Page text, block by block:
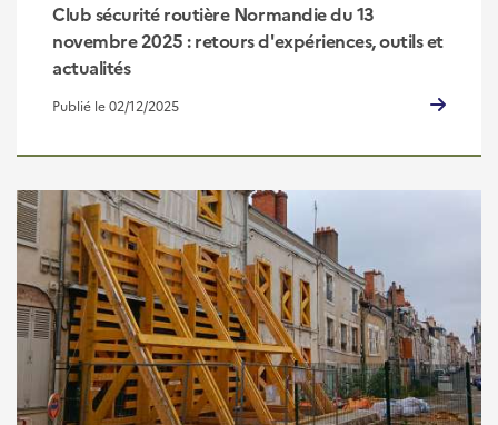
Club sécurité routière Normandie du 13
novembre 2025 : retours d'expériences, outils et
actualités
Publié le 02/12/2025